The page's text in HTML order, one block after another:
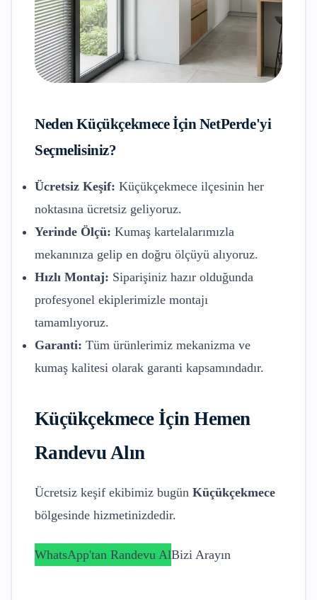
NedenKüçükçekmeceİçin NetPerde'yi
Seçmelisiniz?
Ücretsiz Keşif: Küçükçekmece ilçesinin her
noktasına ücretsiz geliyoruz.
Yerinde Ölçü: Kumaş kartelalarımızla
mekanınıza gelip en doğru ölçüyü alıyoruz.
Hızlı Montaj: Siparişiniz hazır olduğunda
profesyonel ekiplerimizle montajı
tamamlıyoruz.
Garanti: Tüm ürünlerimiz mekanizma ve
kumaş kalitesi olarak garanti kapsamındadır.
Küçükçekmeceİçin Hemen
Randevu Alın
Ücretsiz keşif ekibimiz bugün Küçükçekmece
bölgesinde hizmetinizdedir.
WhatsApp'tan Randevu AlBizi Arayın